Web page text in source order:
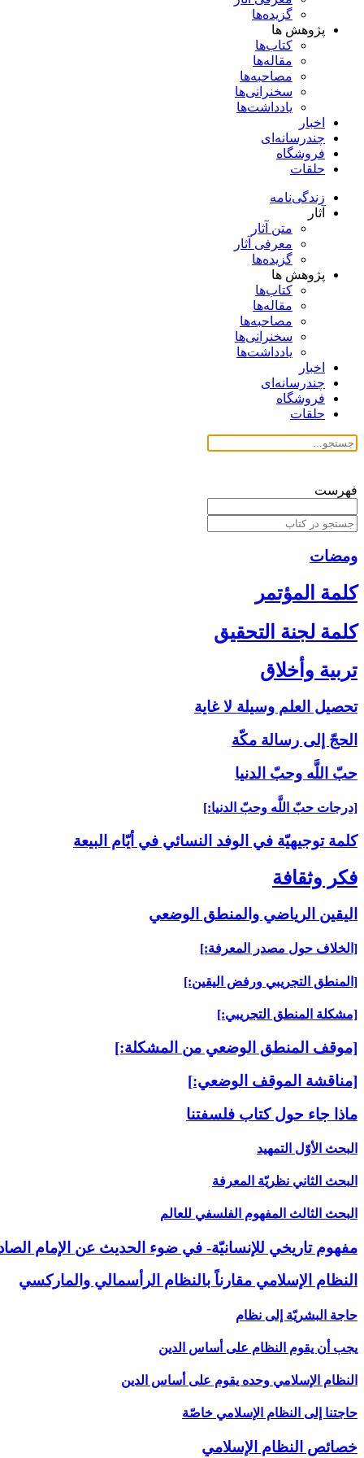
گزیده‌ها
پژوهش ها
کتاب‌ها
مقاله‌ها
مصاحبه‌ها
سخنرانی‌ها
یادداشت‌ها
اخبار
چندرسانه‌ای
فروشگاه
حلقات
زندگی‌نامه
آثار
متن آثار
معرفی آثار
گزیده‌ها
پژوهش ها
کتاب‌ها
مقاله‌ها
مصاحبه‌ها
سخنرانی‌ها
یادداشت‌ها
اخبار
چندرسانه‌ای
فروشگاه
حلقات
فهرست
ومضات
كلمة المؤتمر
كلمة لجنة التحقيق
تربية وأخلاق‏
تحصيل العلم وسيلة لا غاية
الحجّ إلى رسالة مكّة
حبّ اللَّه وحبّ الدنيا
[درجات حبّ اللَّه وحبّ الدنيا:]
كلمة توجيهيّة في الوفد النسائي في أيّام البيعة
فكر وثقافة
اليقين الرياضي والمنطق الوضعي‏
[الخلاف حول مصدر المعرفة:]
[المنطق التجريبي ورفض اليقين:]
[مشكلة المنطق التجريبي:]
[موقف المنطق الوضعي من المشكلة:]
[مناقشة الموقف الوضعي:]
ماذا جاء حول كتاب فلسفتنا
البحث الأوّل التمهيد
البحث الثاني نظريّة المعرفة
البحث الثالث المفهوم الفلسفي للعالم‏
مفهوم تاريخي للإنسانيّة- في ضوء الحديث عن الإمام
النظام الإسلامي مقارناً بالنظام الرأسمالي والماركسي‏
حاجة البشريّة إلى نظام
يجب أن يقوم النظام على أساس الدين
النظام الإسلامي وحده يقوم على أساس الدين
حاجتنا إلى النظام الإسلامي خاصّة
خصائص النظام الإسلامي‏